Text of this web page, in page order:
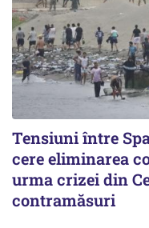
Tensiuni între
cere eliminarea
urma crizei din
contramăsuri